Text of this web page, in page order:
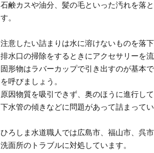
石鹸カスや油分、髪の毛といった汚れを落
す。
注意したい詰まりは水に溶けないものを落下
排水口の掃除をするときにアクセサリーを
固形物はラバーカップで引き出すのが基本
を呼びましょう。
原因物質を吸引できず、奥のほうに進行し
下水管の傾きなどに問題があって詰まって
ひろしま水道職人では広島市、福山市、呉
洗面所のトラブルに対処しています。